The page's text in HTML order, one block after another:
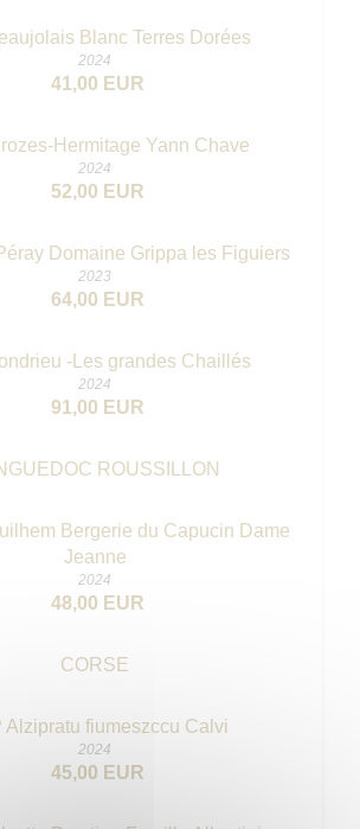
Blanc Terres Dorées
2024
41,00 EUR
Hermitage Yann Chave
2024
52,00 EUR
Domaine Grippa les Figuiers
2023
64,00 EUR
-Les grandes Chaillés
2024
91,00 EUR
ROUSSILLON
Bergerie du Capucin Dame
Jeanne
2024
48,00 EUR
CORSE
Alzipratu fiumeszccu Calvi
2024
45,00 EUR